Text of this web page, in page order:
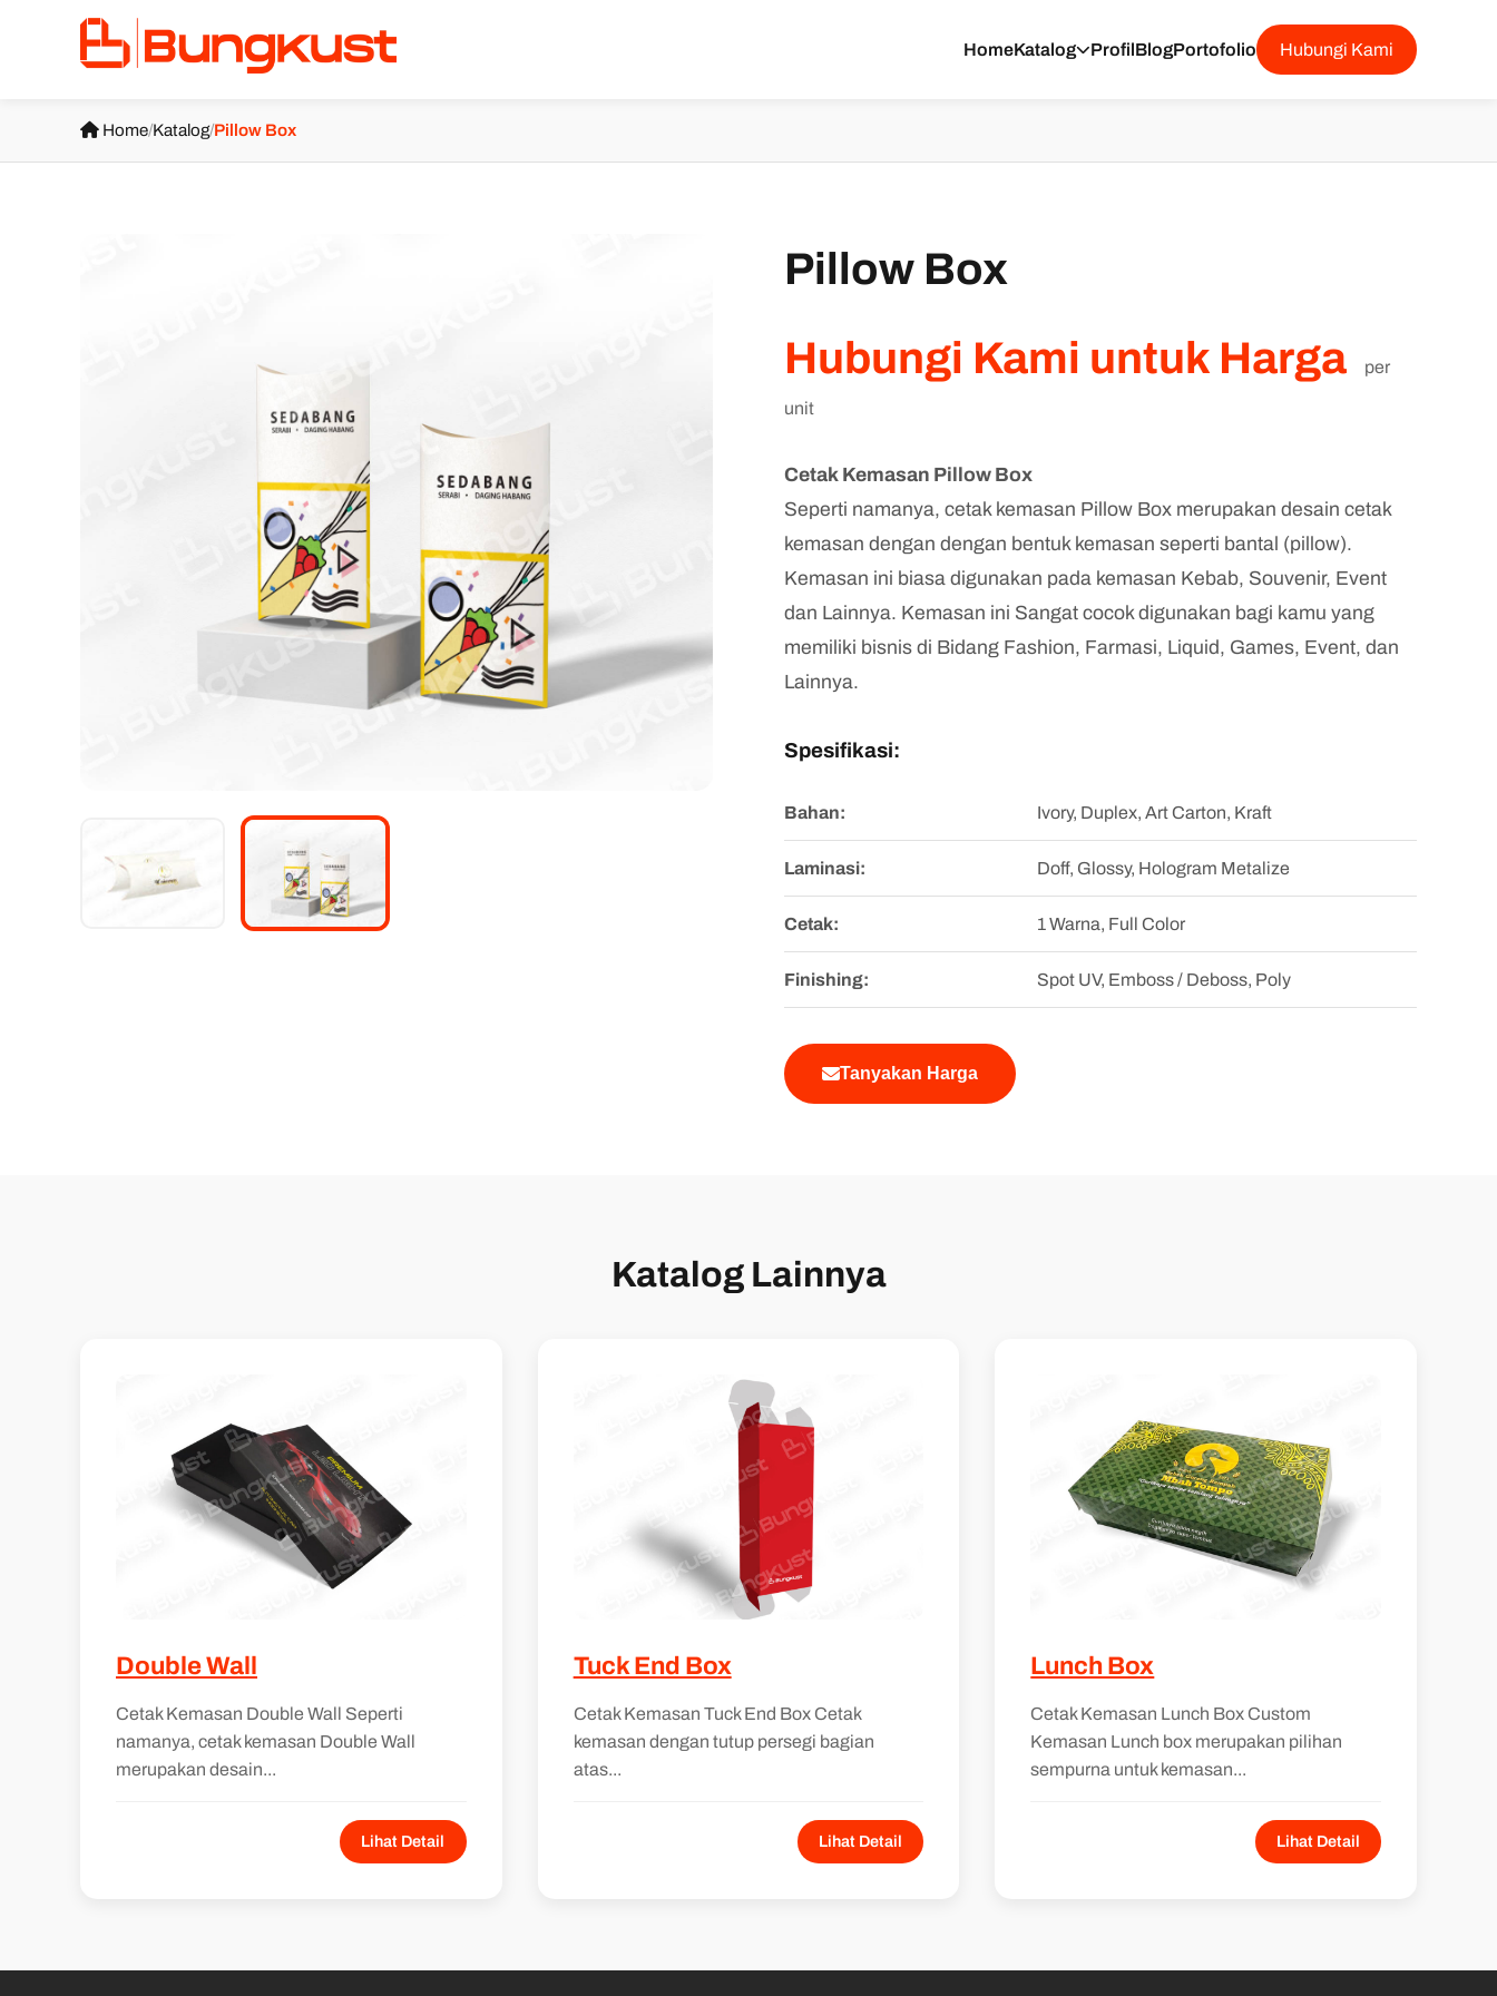
HomeKatalog ProfilBlogPortofolio Hubungi Kami
Home/Katalog/Pillow Box
Pillow Box
Hubungi Kami untuk Harga
per
unit
Cetak Kemasan Pillow Box
Seperti namanya, cetak kemasan Pillow Box merupakan desain cetak
kemasan dengan dengan bentuk kemasan seperti bantal (pillow).
Kemasan ini biasa digunakan pada kemasan Kebab, Souvenir, Event
dan Lainnya. Kemasan ini Sangat cocok digunakan bagi kamu yang
memiliki bisnis di Bidang Fashion, Farmasi, Liquid, Games, Event, dan
Lainnya.
Spesifikasi:
Bahan: Ivory, Duplex, Art Carton, Kraft
Laminasi: Doff, Glossy, Hologram Metalize
Cetak: 1 Warna, Full Color
Finishing: Spot UV, Emboss / Deboss, Poly
Tanyakan Harga
Katalog Lainnya
Double Wall
Cetak Kemasan Double Wall Seperti
namanya, cetak kemasan Double Wall
merupakan desain...
Lihat Detail
Tuck End Box
Cetak Kemasan Tuck End Box Cetak
kemasan dengan tutup persegi bagian
atas...
Lihat Detail
Lunch Box
Cetak Kemasan Lunch Box Custom
Kemasan Lunch box merupakan pilihan
sempurna untuk kemasan...
Lihat Detail